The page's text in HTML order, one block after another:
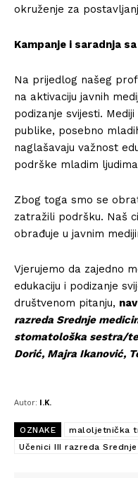
okruženje za
Kampanje i saradnja
Na prijedlog našeg
na aktivaciju javnih
podizanje svijesti.
publike, posebno
naglašavaju važnost
podrške mladim
Zbog toga smo se
zatražili podršku. Naš
obrađuje u javnim
Vjerujemo da zajedno
edukaciju i podizanje
društvenom pitanju,
razreda Srednje
stomatološka sestra/
Dorić, Majra Ikanović,
Autor: I.K.
OZNAKE
maloljetnička
Učenici III razreda